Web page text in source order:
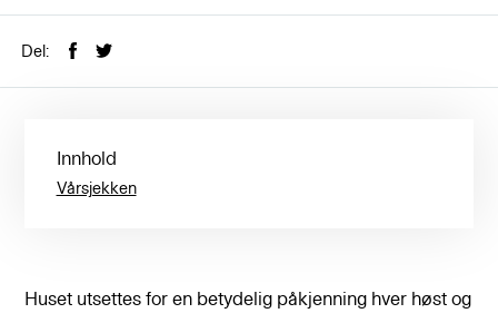
Del:
Innhold
Vårsjekken
Huset utsettes for en betydelig påkjenning hver høst og